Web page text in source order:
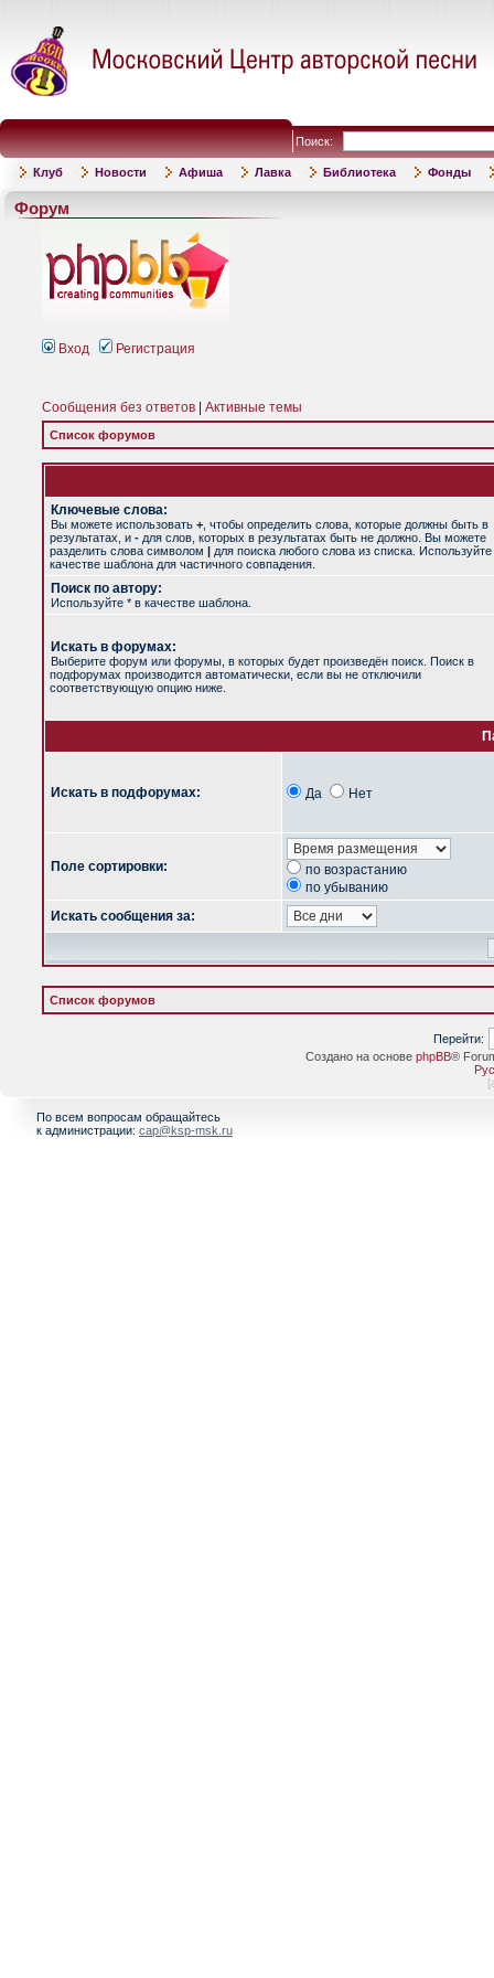
Поиск:
Клуб Новости Афиша Лавка Библиотека Фонды
Форум
Вход Регистрация
Сообщения без ответов Активные темы
Список форумов
Ключевые слова:
Вы можете использовать + , чтобы определить слова, которые должны быть в
результатах, и - для слов, которых в результатах быть не должно. Вы можете
разделить слова символом | для поиска любого слова из списка. Используйте
качестве шаблона для частичного совпадения.
Поиск по автору:
Используйте * в качестве шаблона.
Искать в форумах:
Выберите форум или форумы, в которых будет произведён поиск. Поиск в
подфорумах производится автоматически, если вы не отключили
соответствующую опцию ниже.
Искать в подфорумах: Да Нет
Поле сортировки:
по возрастанию
по убыванию
Искать сообщения за:
Список форумов
Перейти:
Создано на основе phpBB®
[
По всем вопросам обращайтесь
к администрации: cap@ksp-msk.ru